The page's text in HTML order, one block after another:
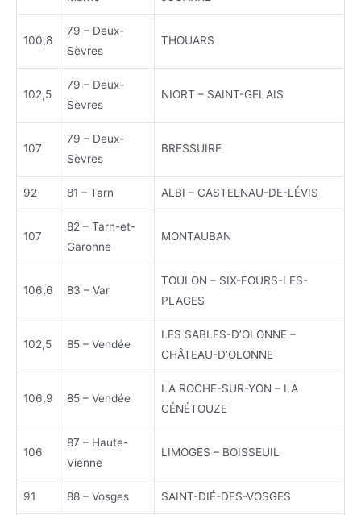
100,8
79 – Deux-
Sèvres
THOUARS
102,5
79 – Deux-
Sèvres
NIORT – SAINT-GELAIS
107
79 – Deux-
Sèvres
BRESSUIRE
92 81 – Tarn ALBI – CASTELNAU-DE-LÉVIS
107
82 – Tarn-et-
Garonne
MONTAUBAN
106,6 83 – Var
TOULON – SIX-FOURS-LES-
PLAGES
102,5 85 – Vendée
LES SABLES-D’OLONNE –
CHÂTEAU-D’OLONNE
106,9 85 – Vendée
LA ROCHE-SUR-YON – LA
GÉNÉTOUZE
106
87 – Haute-
Vienne
LIMOGES – BOISSEUIL
91 88 – Vosges SAINT-DIÉ-DES-VOSGES